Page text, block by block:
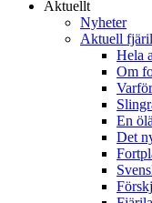
Aktuellt
Nyheter
Aktuell
Hela
Om
En
Det